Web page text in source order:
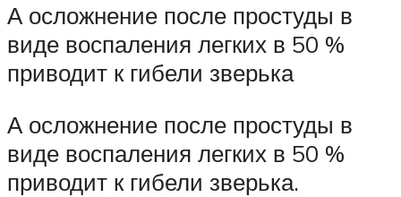
А осложнение после простуды в
виде воспаления легких в 50 %
приводит к гибели зверька
А осложнение после простуды в
виде воспаления легких в 50 %
приводит к гибели зверька.